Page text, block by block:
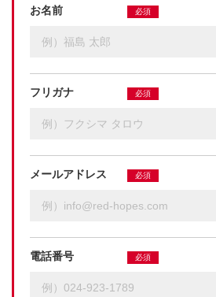
お名前 必須
フリガナ 必須
メールアドレス 必須
電話番号 必須